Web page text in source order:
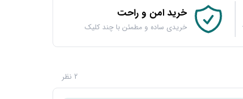
خرید امن و راحت
خریدی ساده و مطمئن با چند کلیک
2 نظر